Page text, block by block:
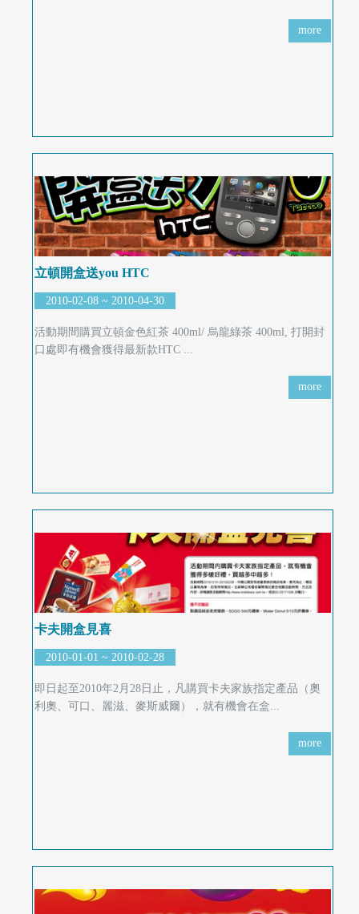
more
立頓開盒送you HTC
2010-02-08 ~ 2010-04-30
活動期間購買立頓金色紅茶 400ml/ 烏龍綠茶 400ml, 打開封
口處即有機會獲得最新款HTC ...
more
卡夫開盒見喜
2010-01-01 ~ 2010-02-28
即日起至2010年2月28日止，凡購買卡夫家族指定產品（奧
利奧、可口、麗滋、麥斯威爾），就有機會在盒...
more